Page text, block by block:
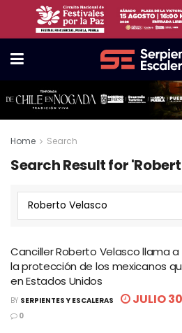
Home Search
Search Result for
Canciller Roberto Velasco llama
la protección de los mexicanos
en Estados Unidos
BY SERPIENTES Y ESCALERAS JULIO
0